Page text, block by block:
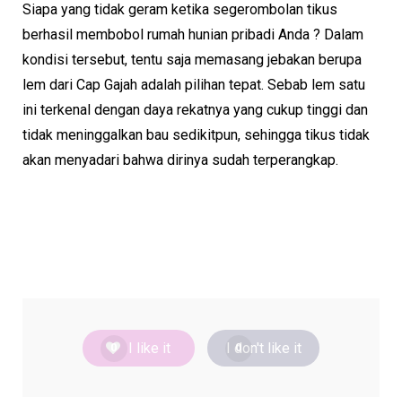
Siapa yang tidak geram ketika segerombolan tikus
berhasil membobol rumah hunian pribadi Anda ? Dalam
kondisi tersebut, tentu saja memasang jebakan berupa
lem dari Cap Gajah adalah pilihan tepat. Sebab lem satu
ini terkenal dengan daya rekatnya yang cukup tinggi dan
tidak meninggalkan bau sedikitpun, sehingga tikus tidak
akan menyadari bahwa dirinya sudah terperangkap.
0 I like it 0
I don't like it